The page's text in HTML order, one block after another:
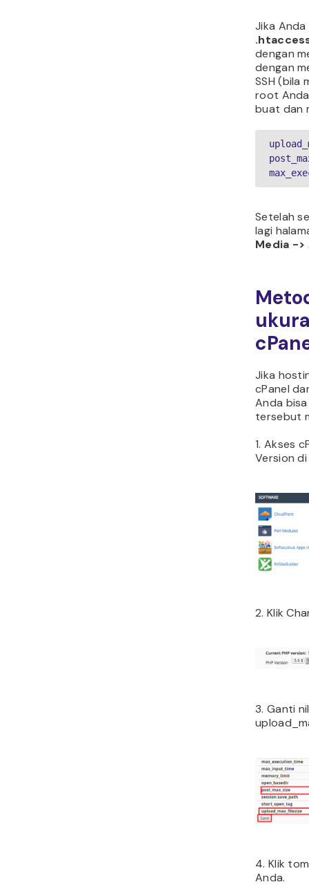
Jika
dengan
dengan
SSH (bila
root
buat dan
Setelah
lagi
Media ->
Jika
cPanel
Anda
tersebut
1. Akses
Version
2. Klik
3. Ganti
4. Klik
Anda.